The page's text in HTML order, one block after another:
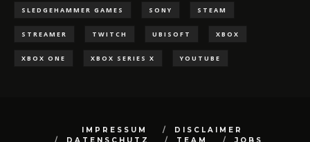
SLEDGEHAMMER GAMES SONY STEAM
STREAMER TWITCH UBISOFT XBOX
XBOX ONE XBOX SERIES X YOUTUBE
IMPRESSUM
DISCLAIMER
DATENSCHUTZ
TEAM JOBS